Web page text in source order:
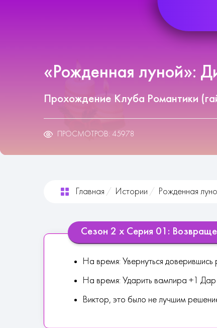
«Рожденная луной»:
Прохождение Клуба Романтики
ПРОСМОТРОВ: 45978
Главная Истории Рожденная
Сезон 2 х Серия 01:
На время: Увернуться
На время: Ударить вампира +1
Виктор, это было не лучшим